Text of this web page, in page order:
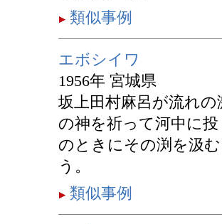
類似事例
エボシイワ
1956年 宮城県
坂上田村麻呂が流れ
の神を祈って河中に
のときにその渕を汲
う。
類似事例